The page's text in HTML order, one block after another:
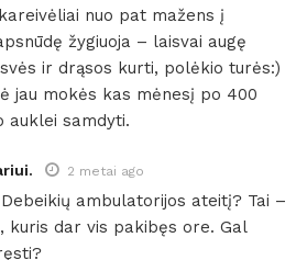
nuo pat mažens į
žygiuoja – laisvai augę
ir drąsos kurti, polėkio turės:)
jau mokės kas mėnesį po 400
auklei samdyti.
2 metai ago
ambulatorijos ateitį? Tai –
kuris dar vis pakibęs ore. Gal